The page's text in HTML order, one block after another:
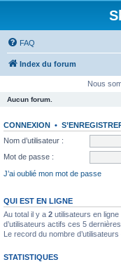
FAQ
Index du forum
Nous
Aucun forum.
CONNEXION •
Nom d’utilisateur :
Mot de passe :
J’ai oublié mon mot de passe
QUI EST EN LIGNE
Au total il y a 2 utilisateurs en
d’utilisateurs actifs ces 5
Le record du nombre
STATISTIQUES